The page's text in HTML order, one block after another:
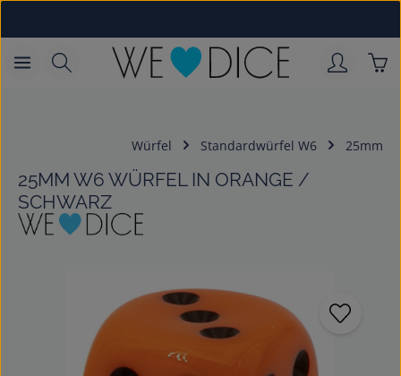
Würfel Standardwürfel W6 25mm
25MM W6 WÜRFEL IN ORANGE /
SCHWARZ